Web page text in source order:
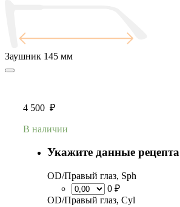
Заушник 145 мм
4 500 ₽
В наличии
Укажите данные рецепта
OD/Правый глаз, Sph
0 ₽
OD/Правый глаз, Cyl